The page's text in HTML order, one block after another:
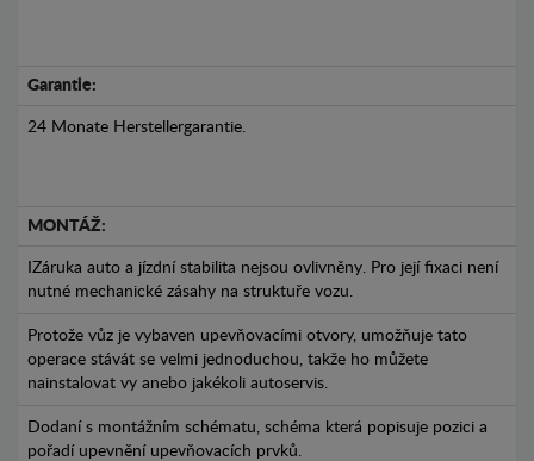
Garantie:
24 Monate Herstellergarantie.
MONTÁŽ:
IZáruka auto a jízdní stabilita nejsou ovlivněny. Pro její fixaci není
nutné mechanické zásahy na struktuře vozu.
Protože vůz je vybaven upevňovacími otvory, umožňuje tato
operace stávát se velmi jednoduchou, takže ho můžete
nainstalovat vy anebo jakékoli autoservis.
Dodaní s montážním schématu, schéma která popisuje pozici a
pořadí upevnění upevňovacích prvků.